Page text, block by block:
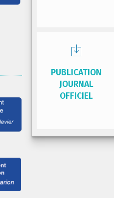
PUBLICATION
JOURNAL
OFFICIEL